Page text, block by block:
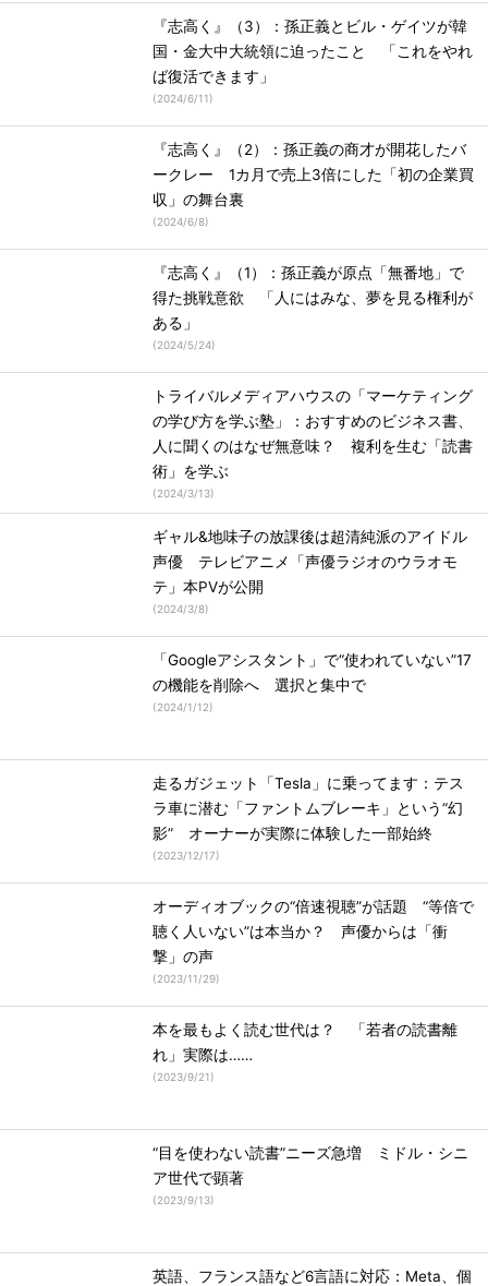
『志高く』（3）：孫正義とビル・ゲイツが韓
国・金大中大統領に迫ったこと 「これをやれ
ば復活できます」
(2024/6/11)
『志高く』（2）：孫正義の商才が開花したバ
ークレー 1カ月で売上3倍にした「初の企業買
収」の舞台裏
(2024/6/8)
『志高く』（1）：孫正義が原点「無番地」で
得た挑戦意欲 「人にはみな、夢を見る権利が
ある」
(2024/5/24)
トライバルメディアハウスの「マーケティング
の学び方を学ぶ塾」：おすすめのビジネス書、
人に聞くのはなぜ無意味？ 複利を生む「読書
術」を学ぶ
(2024/3/13)
ギャル&地味子の放課後は超清純派のアイドル
声優 テレビアニメ「声優ラジオのウラオモ
テ」本PVが公開
(2024/3/8)
「Googleアシスタント」で“使われていない”17
の機能を削除へ 選択と集中で
(2024/1/12)
走るガジェット「Tesla」に乗ってます：テス
ラ車に潜む「ファントムブレーキ」という“幻
影” オーナーが実際に体験した一部始終
(2023/12/17)
オーディオブックの“倍速視聴”が話題 “等倍で
聴く人いない”は本当か？ 声優からは「衝
撃」の声
(2023/11/29)
本を最もよく読む世代は？ 「若者の読書離
れ」実際は……
(2023/9/21)
“目を使わない読書”ニーズ急増 ミドル・シニ
ア世代で顕著
(2023/9/13)
英語、フランス語など6言語に対応：Meta、個